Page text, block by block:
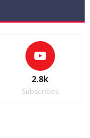
2.8k
Subscribes